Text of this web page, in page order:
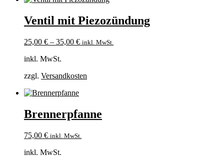
Ventil mit Piezozündung
25,00 € – 35,00 € inkl. MwSt.
inkl. MwSt.
zzgl. Versandkosten
Brennerpfanne
75,00 € inkl. MwSt.
inkl. MwSt.